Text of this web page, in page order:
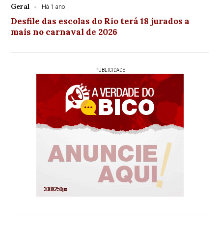
Geral Há 1 ano
Desfile das escolas do Rio terá 18 jurados a
mais no carnaval de 2026
PUBLICIDADE